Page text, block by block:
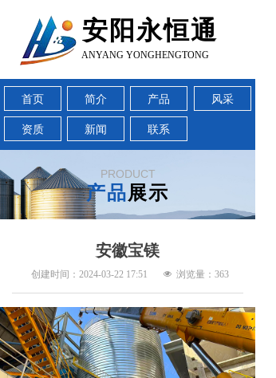
首页 简介 产品
风采
资质
新闻 联系
ANYANG YONGHENGTONG
安阳永恒通
安徽宝镁
创建时间： 2024-03-22 17:51 넶 浏览量： 363
产品展示
PRODUCT